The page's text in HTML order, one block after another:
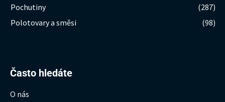
Pochutiny
(287)
Polotovary a směsi
(98)
Často hledáte
O nás
Hledat: